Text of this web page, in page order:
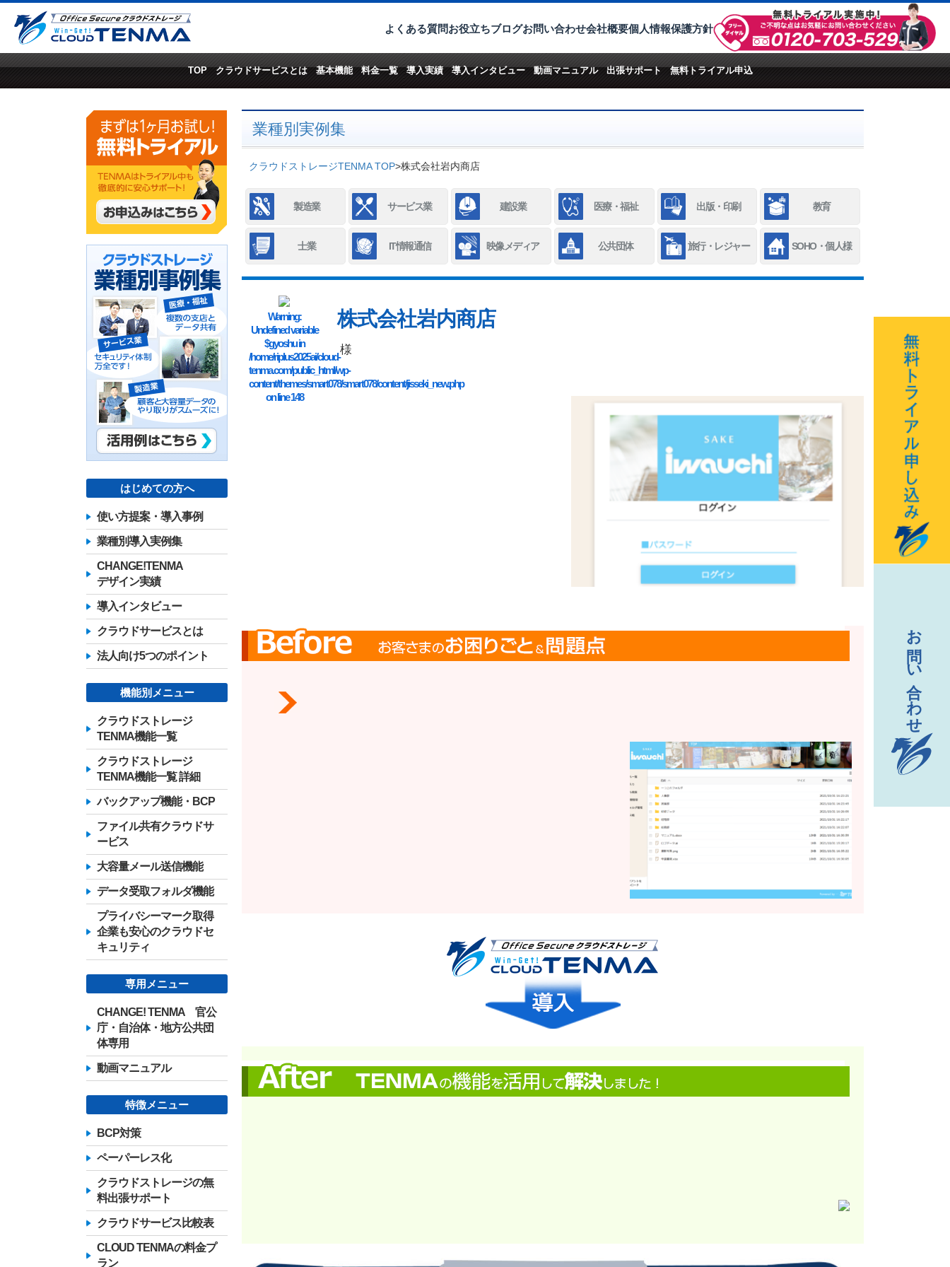
よくある質問お役立ちブログお問い合わせ会社概要個人情報保護方針
TOP クラウドサービスとは 基本機能 料金一覧 導入実績 導入インタビュー 動画マニュアル 出張サポート 無料トライアル申込
業種別実例集
クラウドストレージTENMA TOP>株式会社岩内商店
製造業 サービス業 建設業 医療・福祉 出版・印刷 教育
士業 IT情報通信 映像メディア 公共団体 旅行・レジャー SOHO・個人様
Warning:
Undefined variable
$gyoshu in
/home/riplus2025ai/cloud-
tenma.com/public_html/wp-
content/themes/smart078/smart078/content/jisseki_new.php
on line148
株式会社岩内商店
様
はじめての方へ
使い方提案・導入事例
業種別導入実例集
CHANGE!TENMA
デザイン実績
導入インタビュー
クラウドサービスとは
法人向け5つのポイント
機能別メニュー
クラウドストレージ
TENMA機能一覧
クラウドストレージ
TENMA機能一覧 詳細
バックアップ機能・BCP
ファイル共有クラウドサ
ービス
大容量メール送信機能
データ受取フォルダ機能
プライバシーマーク取得
企業も安心のクラウドセ
キュリティ
専用メニュー
CHANGE! TENMA 官公
庁・自治体・地方公共団
体専用
動画マニュアル
特徴メニュー
BCP対策
ペーパーレス化
クラウドストレージの無
料出張サポート
クラウドサービス比較表
CLOUD TENMAの料金プ
ラン